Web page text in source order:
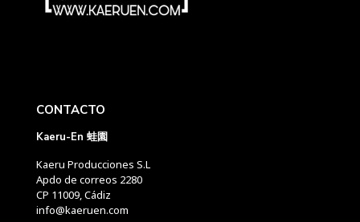
CONTACTO
Kaeru-En 蛙園
Kaeru Producciones S.L
Apdo de correos 2280
CP 11009, Cádiz
info@kaeruen.com